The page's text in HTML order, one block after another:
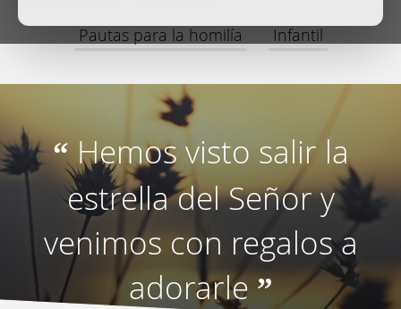
Pautas para la homilía Infantil
“Hemos visto salir la
estrella del Señor y
venimos con regalos a
adorarle ”